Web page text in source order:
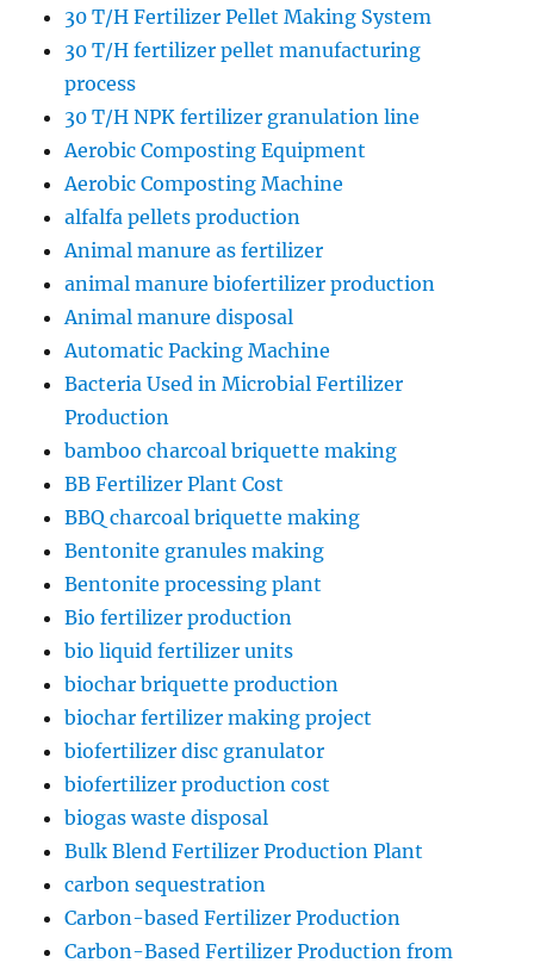
30 T/H Fertilizer Pellet Making System
30 T/H fertilizer pellet manufacturing
process
30 T/H NPK fertilizer granulation line
Aerobic Composting Equipment
Aerobic Composting Machine
alfalfa pellets production
Animal manure as fertilizer
animal manure biofertilizer production
Animal manure disposal
Automatic Packing Machine
Bacteria Used in Microbial Fertilizer
Production
bamboo charcoal briquette making
BB Fertilizer Plant Cost
BBQ charcoal briquette making
Bentonite granules making
Bentonite processing plant
Bio fertilizer production
bio liquid fertilizer units
biochar briquette production
biochar fertilizer making project
biofertilizer disc granulator
biofertilizer production cost
biogas waste disposal
Bulk Blend Fertilizer Production Plant
carbon sequestration
Carbon-based Fertilizer Production
Carbon-Based Fertilizer Production from